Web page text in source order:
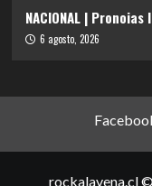
NACIONAL |
6 agosto, 2026
rockalavena.cl